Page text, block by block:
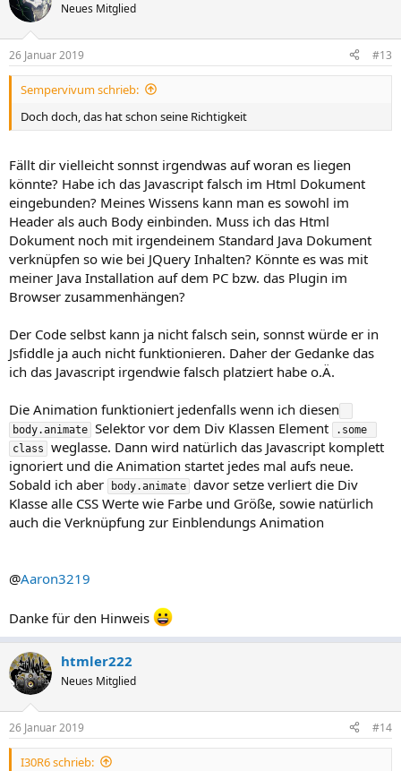
t
i
n
e
n
Neues Mitglied
26 Januar 2019 #13
Sempervivum schrieb:
Doch doch, das hat schon seine Richtigkeit
Fällt dir vielleicht sonnst irgendwas auf woran es liegen
könnte? Habe ich das Javascript falsch im Html Dokument
eingebunden? Meines Wissens kann man es sowohl im
Header als auch Body einbinden. Muss ich das Html
Dokument noch mit irgendeinem Standard Java Dokument
verknüpfen so wie bei JQuery Inhalten? Könnte es was mit
meiner Java Installation auf dem PC bzw. das Plugin im
Browser zusammenhängen?
Der Code selbst kann ja nicht falsch sein, sonnst würde er in
Jsfiddle ja auch nicht funktionieren. Daher der Gedanke das
ich das Javascript irgendwie falsch platziert habe o.Ä.
Die Animation funktioniert jedenfalls wenn ich diesen
body.animate Selektor vor dem Div Klassen Element
.some
class
weglasse. Dann wird natürlich das Javascript komplett
ignoriert und die Animation startet jedes mal aufs neue.
Sobald ich aber
body.animate davor setze verliert die Div
Klasse alle CSS Werte wie Farbe und Größe, sowie natürlich
auch die Verknüpfung zur Einblendungs Animation
@Aaron3219
Danke für den Hinweis
htmler222
Neues Mitglied
26 Januar 2019 #14
I30R6 schrieb: